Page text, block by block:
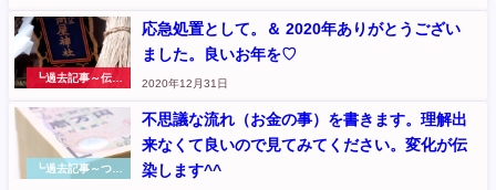
┗過去記事～伝え
応急処置として。＆ 2020年ありがとうござい
ました。良いお年を♡
2020年12月31日
┗過去記事～つぶ
不思議な流れ（お金の事）を書きます。理解出
来なくて良いので見てみてください。変化が伝
染します^^